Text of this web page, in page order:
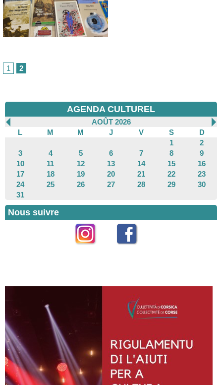
1 2
AGENDA CULTUREL
AOÛT 2026
L
M M J V S
D
1
2
3
4 5 6 7 8
9
10
11 12 13 14 15
16
17
18 19 20 21 22
23
24
25 26 27 28 29
30
31
Nous suivre